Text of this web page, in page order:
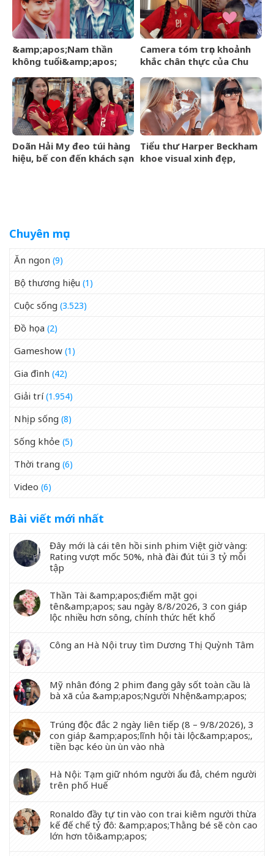
&amp;apos;Nam thần
không tuổi&amp;apos;
nghiêm trọng giờ ra sao?
Camera tóm trọn khoảnh
khắc chân thực của Chu
Đình
Doãn Hải My đeo túi hàng
hiệu, bế con đến khách sạn
Tiểu thư Harper Beckham
khoe visual xinh đẹp,
Chuyên mục
Ăn ngon (9)
Bộ thương hiệu (1)
Cuộc sống (3.523)
Đồ họa (2)
Gameshow (1)
Gia đình (42)
Giải trí(1.954)
Nhịp sống (8)
Sống khỏe (5)
Thời trang (6)
Video (6)
Bài viết mới nhất
Đây mới là cái tên hồi sinh phim Việt giờ vàng:
Rating vượt mốc 50%, nhà đài đút túi 3 tỷ mỗi
tập
Thần Tài &amp;apos;điểm mặt gọi
tên&amp;apos; sau ngày 8/8/2026, 3 con giáp
lộc nhiều hơn sông, chính thức hết khổ
Công an Hà Nội truy tìm Dương Thị Quỳnh Tâm
Mỹ nhân đóng 2 phim đang gây sốt toàn cầu là
bà xã của &amp;apos;Người Nhện&amp;apos;
Trúng độc đắc 2 ngày liên tiếp (8 – 9/8/2026), 3
con giáp &amp;apos;lĩnh hội tài lộc&amp;apos;,
tiền bạc kéo ùn ùn vào nhà
Hà Nội: Tạm giữ nhóm người ẩu đả, chém người
trên phố Huế
Ronaldo đầy tự tin vào con trai kiêm người thừa
kế đế chế tỷ đô: &amp;apos;Thằng bé sẽ còn cao
lớn hơn tôi&amp;apos;